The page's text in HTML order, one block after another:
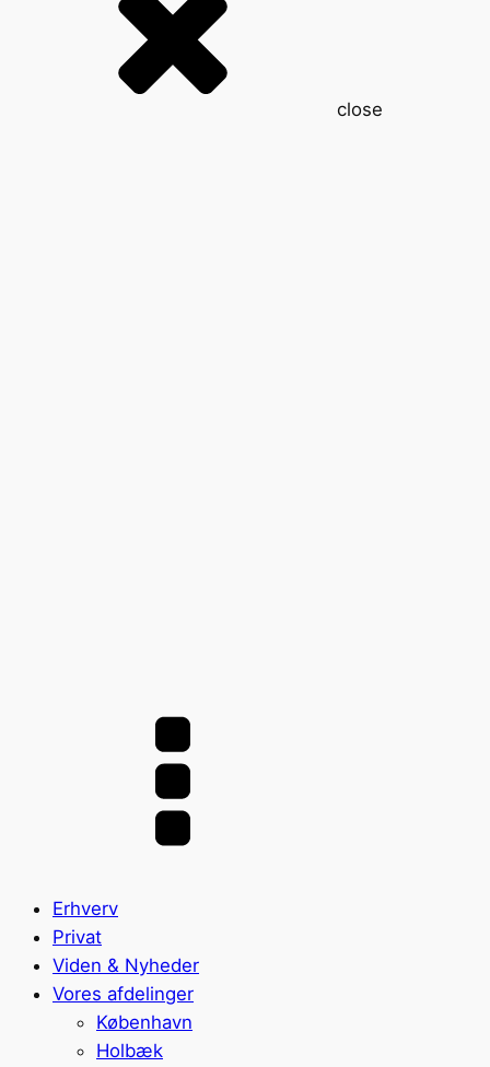
close
Erhverv
Privat
Viden & Nyheder
Vores afdelinger
København
Holbæk